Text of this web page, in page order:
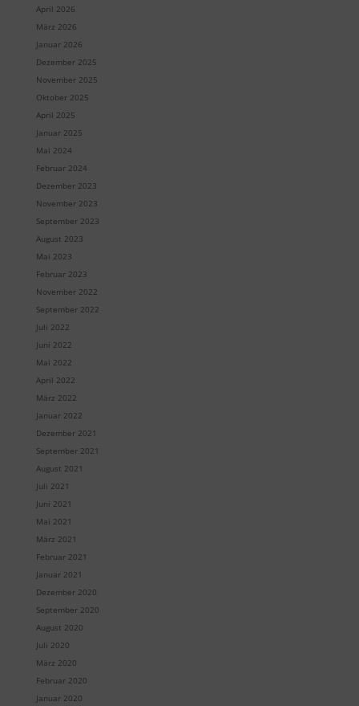
April 2026
März 2026
Januar 2026
Dezember 2025
November 2025
Oktober 2025
April 2025
Januar 2025
Mai 2024
Februar 2024
Dezember 2023
November 2023
September 2023
August 2023
Mai 2023
Februar 2023
November 2022
September 2022
Juli 2022
Juni 2022
Mai 2022
April 2022
März 2022
Januar 2022
Dezember 2021
September 2021
August 2021
Juli 2021
Juni 2021
Mai 2021
März 2021
Februar 2021
Januar 2021
Dezember 2020
September 2020
August 2020
Juli 2020
März 2020
Februar 2020
Januar 2020